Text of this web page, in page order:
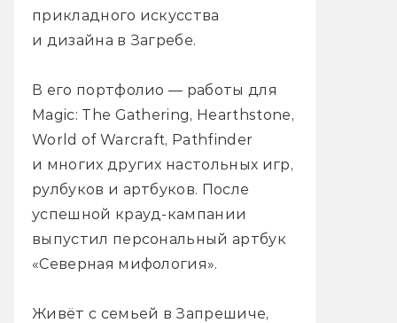
прикладного искусства
и дизайна в Загребе.
В его портфолио — работы для
Magic: The Gathering, Hearthstone,
World of Warcraft, Pathfinder
и многих других настольных игр,
рулбуков и артбуков. После
успешной крауд-кампании
выпустил персональный артбук
«Северная мифология».
Живёт с семьей в Запрешиче,